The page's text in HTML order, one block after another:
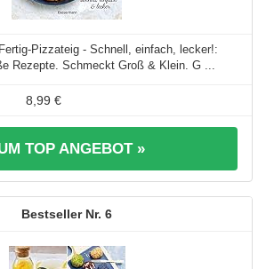
Pizzateig - Schnell, einfach, lecker!:
Rezepte. Schmeckt Groß & Klein. G ...
8,99 €
TOP ANGEBOT »
6